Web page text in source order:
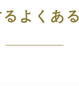
よくあ